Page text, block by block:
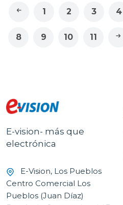
1 2 3 4
8 9 10 11
E-vision- más que
electrónica
E-Vision, Los Pueblos
Centro Comercial Los
Pueblos (Juan Díaz)